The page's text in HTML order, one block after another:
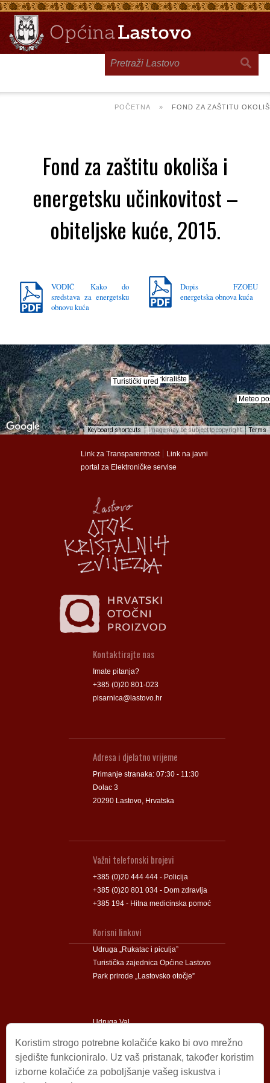
POČETNA » FOND ZA ZAŠTITU
Fond za zaštitu okoliša i
energetsku učinkovitost –
obiteljske kuće, 2015.
VODIČ Kako do
sredstava za energetsku
obnovu kuća
Dopis FZOEU
energetska obnova kuća
Meteo
Turistički uredParkiralište
Groblje
Meteo
Turistički uredParkiralište
Groblje
Keyboard shortcuts Image may be subject to copyright Terms
Link za Transparentnost| Link na javni
portal za Elektroničke servise
Kontaktirajte nas
Imate pitanja?
+385 (0)20 801-023
pisarnica@lastovo.hr
Adresa i djelatno vrijeme
Primanje stranaka: 07:30 - 11:30
Dolac 3
20290 Lastovo, Hrvatska
Važni telefonski brojevi
+385 (0)20 444 444 - Policija
+385 (0)20 801 034 - Dom zdravlja
+385 194 - Hitna medicinska pomoć
Korisni linkovi
Udruga „Rukatac i piculja”
Turistička zajednica Općine Lastovo
Park prirode „Lastovsko otočje”
Udruga Val
Impressum
Koristim strogo potrebne kolačiće kako bi ovo mrežno
sjedište funkcioniralo. Uz vaš pristanak, također koristim
izborne kolačiće za poboljšanje vašeg iskustva i